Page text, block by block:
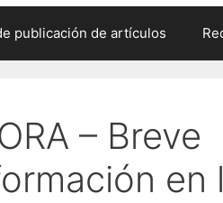
publicación de artículos
– Breve
en